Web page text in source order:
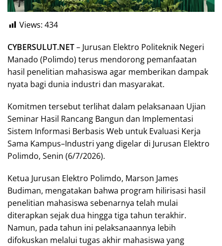
Views: 434
CYBERSULUT.NET– Jurusan Elektro Politeknik Negeri
Manado (Polimdo) terus mendorong pemanfaatan
hasil penelitian mahasiswa agar memberikan dampak
nyata bagi dunia industri dan masyarakat.
Komitmen tersebut terlihat dalam pelaksanaan Ujian
Seminar Hasil Rancang Bangun dan Implementasi
Sistem Informasi Berbasis Web untuk Evaluasi Kerja
Sama Kampus–Industri yang digelar di Jurusan Elektro
Polimdo, Senin (6/7/2026).
Ketua Jurusan Elektro Polimdo, Marson James
Budiman, mengatakan bahwa program hilirisasi hasil
penelitian mahasiswa sebenarnya telah mulai
diterapkan sejak dua hingga tiga tahun terakhir.
Namun, pada tahun ini pelaksanaannya lebih
difokuskan melalui tugas akhir mahasiswa yang